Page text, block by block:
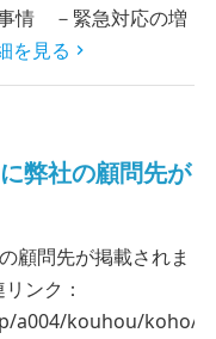
情 －緊急対応の増
を見る
弊社の顧問先が
顧問先が掲載されま
ンク：
a004/kouhou/koho/